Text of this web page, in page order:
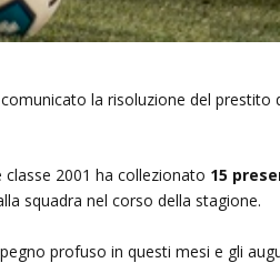
la risoluzione del prestito
2001 ha collezionato 15
squadra nel corso della stagione.
profuso in questi mesi e gli